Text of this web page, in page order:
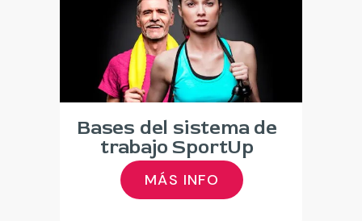
Bases del sistema de
trabajo SportUp
MÁS INFO